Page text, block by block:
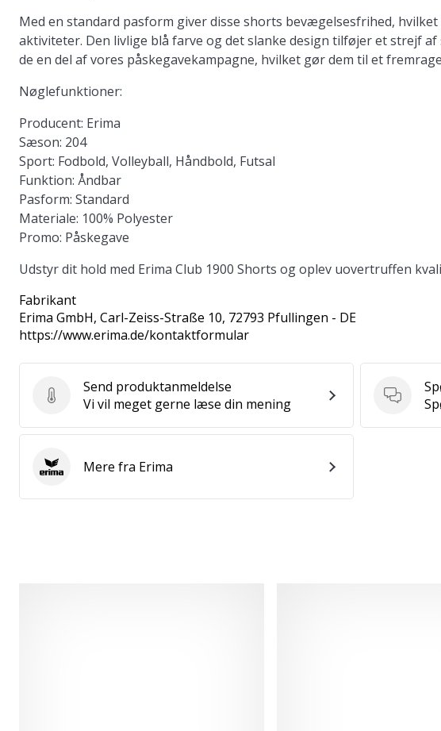
Med en standard pasform giver disse shorts bevægelsesfrihed,
aktiviteter. Den livlige blå farve og det slanke design tilføjer et strejf
de en del af vores påskegavekampagne, hvilket gør dem til et
Nøglefunktioner:
Producent: Erima
Sæson: 204
Sport: Fodbold, Volleyball, Håndbold, Futsal
Funktion: Åndbar
Pasform: Standard
Materiale: 100% Polyester
Promo: Påskegave
Udstyr dit hold med Erima Club 1900 Shorts og oplev uovertruffen
Fabrikant
Erima GmbH, Carl-Zeiss-Straße 10, 72793 Pfullingen - DE
https://www.erima.de/kontaktformular
Send produktanmeldelse
Send produktanmeldelse
Vi vil meget gerne læse din mening
ErimaMere fra Erima